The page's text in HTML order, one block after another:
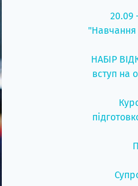
20.09
"Навчання
НАБІР
вступ на